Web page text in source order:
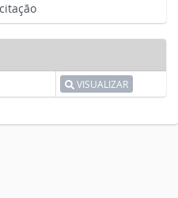
VISUALIZAR